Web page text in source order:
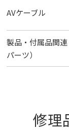
AVケーブル
製品・付属品関
パーツ）
修理